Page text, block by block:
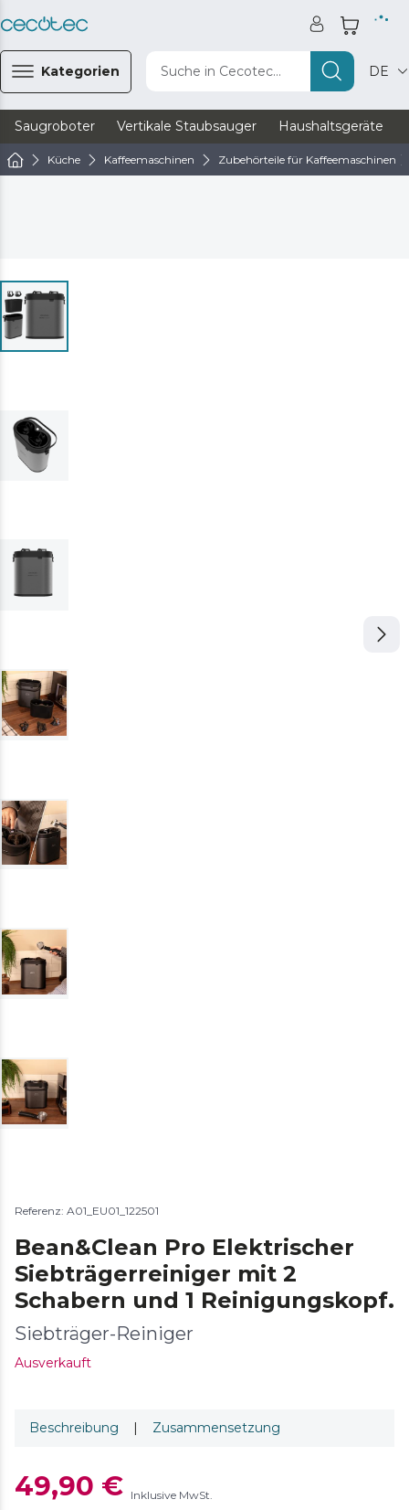
Kategorien Suche in Cecotec... DE
Saugroboter Vertikale Staubsauger Haushaltsgeräte
Küche Kaffeemaschinen Zubehörteile für Kaffeemaschinen
Referenz: A01_EU01_122501
Bean&Clean Pro Elektrischer
Siebträgerreiniger mit 2
Schabern und 1 Reinigungskopf.
Siebträger-Reiniger
Ausverkauft
Beschreibung | Zusammensetzung
49,90 € Inklusive MwSt.